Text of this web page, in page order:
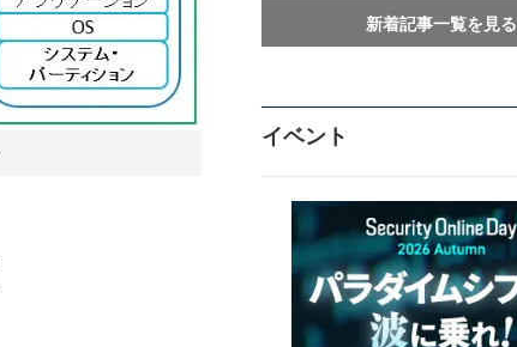
新着記事一覧を見る
イベント